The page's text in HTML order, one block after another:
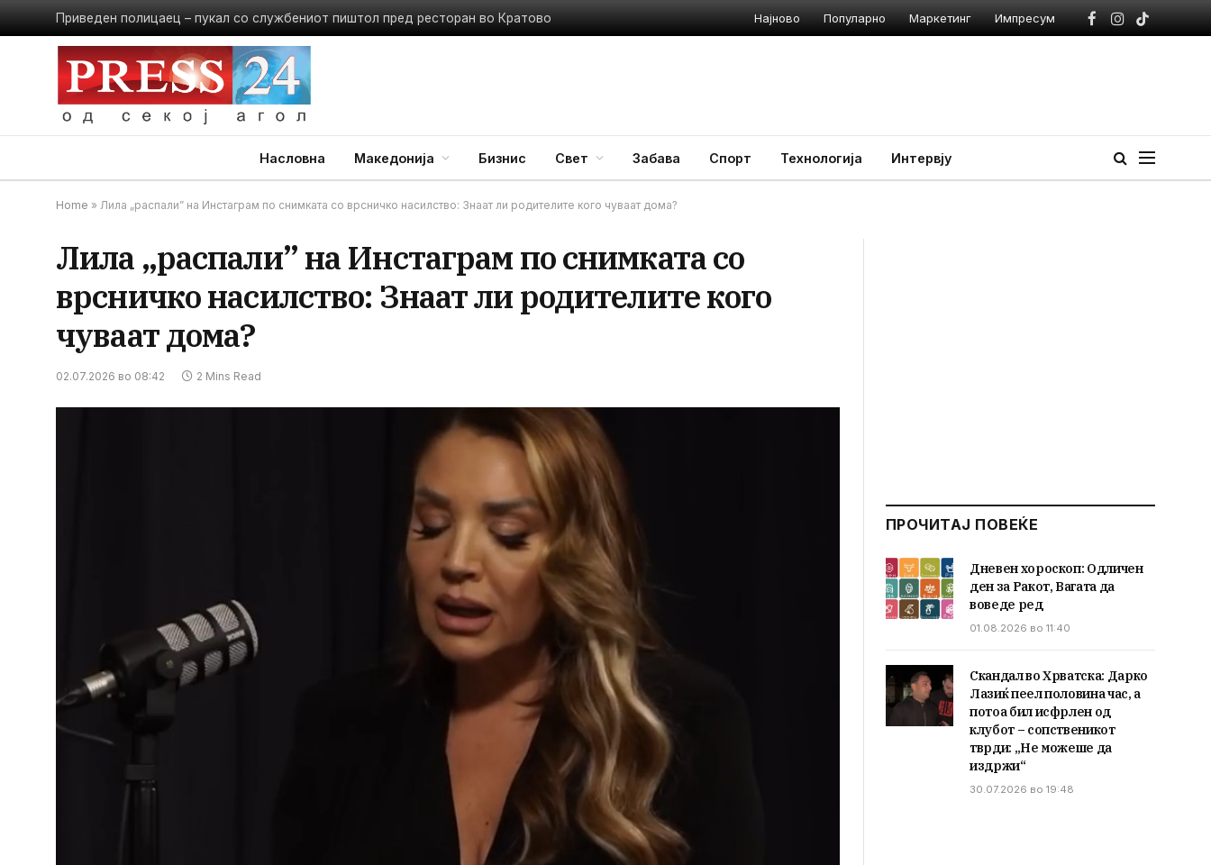
Приведен полицаец – пукал со службениот пиштол пред ресторан во Кратово Најново Популарно Маркетинг Импресум
Facebook
Instagram
TikTok
Насловна Македонија Бизнис Свет Забава Спорт Технологија Интервју
Home » Лила „распали” на Инстаграм по снимката со врсничко насилство: Знаат ли родителите кого чуваат дома?
Лила „распали” на Инстаграм по снимката со
врсничко насилство: Знаат ли родителите кого
чуваат дома?
02.07.2026 во 08:42 2 Mins Read
ПРОЧИТАЈ ПОВЕЌЕ
Дневен хороскоп: Одличен
ден за Ракот, Вагата да
воведе ред
01.08.2026 во 11:40
Скандал во Хрватска: Дарко
Лазиќ пеел половина час, а
потоа бил исфрлен од
клубот – сопственикот
тврди: „Не можеше да
издржи“
30.07.2026 во 19:48